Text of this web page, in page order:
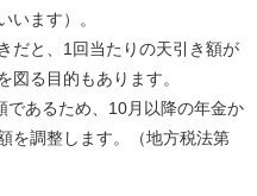
います）。
だと、1回当たりの天引き額が
図る目的もあります。
あるため、10月以降の年金か
を調整します。（地方税法第